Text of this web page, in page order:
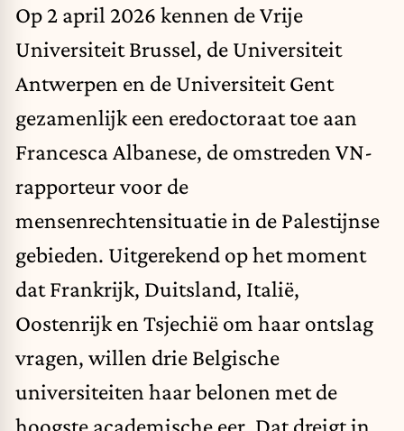
Op 2 april 2026 kennen de Vrije
Universiteit Brussel, de Universiteit
Antwerpen en de Universiteit Gent
gezamenlijk een eredoctoraat toe aan
Francesca Albanese, de omstreden VN-
rapporteur voor de
mensenrechtensituatie in de Palestijnse
gebieden. Uitgerekend op het moment
dat Frankrijk, Duitsland, Italië,
Oostenrijk en Tsjechië om haar ontslag
vragen, willen drie Belgische
universiteiten haar belonen met de
hoogste academische eer. Dat dreigt in